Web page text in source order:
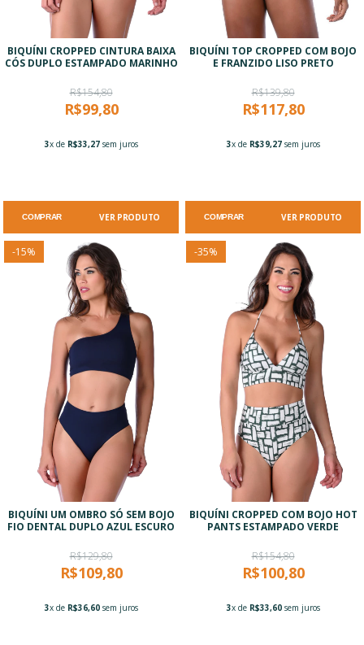
BIQUÍNI CROPPED CINTURA BAIXA
CÓS DUPLO ESTAMPADO MARINHO
R$154,80
R$99,80
3x de R$33,27sem juros
COMPRAR VER PRODUTO
BIQUÍNI TOP CROPPED COM BOJO
E FRANZIDO LISO PRETO
R$139,80
R$117,80
3x de R$39,27sem juros
COMPRAR VER PRODUTO
-15%
BIQUÍNI UM OMBRO SÓ SEM BOJO
FIO DENTAL DUPLO AZUL ESCURO
R$129,80
R$109,80
3x de R$36,60sem juros
-35%
BIQUÍNI CROPPED COM BOJO HOT
PANTS ESTAMPADO VERDE
R$154,80
R$100,80
3x de R$33,60sem juros